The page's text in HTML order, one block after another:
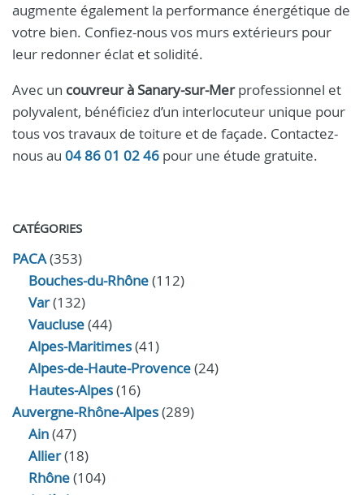
augmente également la performance énergétique de
votre bien. Confiez-nous vos murs extérieurs pour
leur redonner éclat et solidité.
Avec un couvreur à Sanary-sur-Merprofessionnel et
polyvalent, bénéficiez d’un interlocuteur unique pour
tous vos travaux de toiture et de façade. Contactez-
nous au 04 86 01 02 46 pour une étude gratuite.
CATÉGORIES
PACA(353)
Bouches-du-Rhône(112)
Var(132)
Vaucluse(44)
Alpes-Maritimes(41)
Alpes-de-Haute-Provence(24)
Hautes-Alpes(16)
Auvergne-Rhône-Alpes(289)
Ain(47)
Allier(18)
Rhône(104)